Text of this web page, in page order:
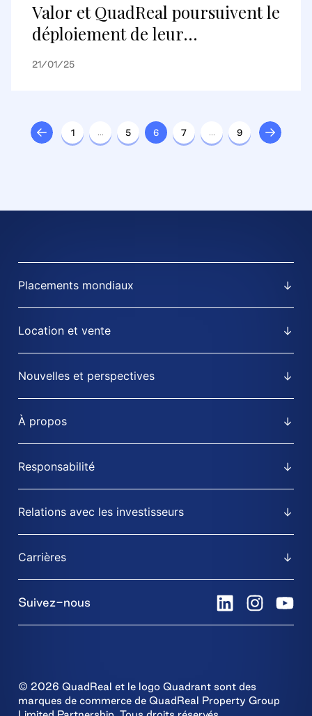
Valor et QuadReal poursuivent le
déploiement de leur
coentreprise avec l’acquisition
au coût de 130 M£
21/01/25
1 … 5 6 7 … 9
Placements mondiaux
Location et vente
Nouvelles et perspectives
À propos
Responsabilité
Relations avec les investisseurs
Carrières
Suivez-nous
© 2026 QuadReal et le logo Quadrant sont des
marques de commerce de QuadReal Property Group